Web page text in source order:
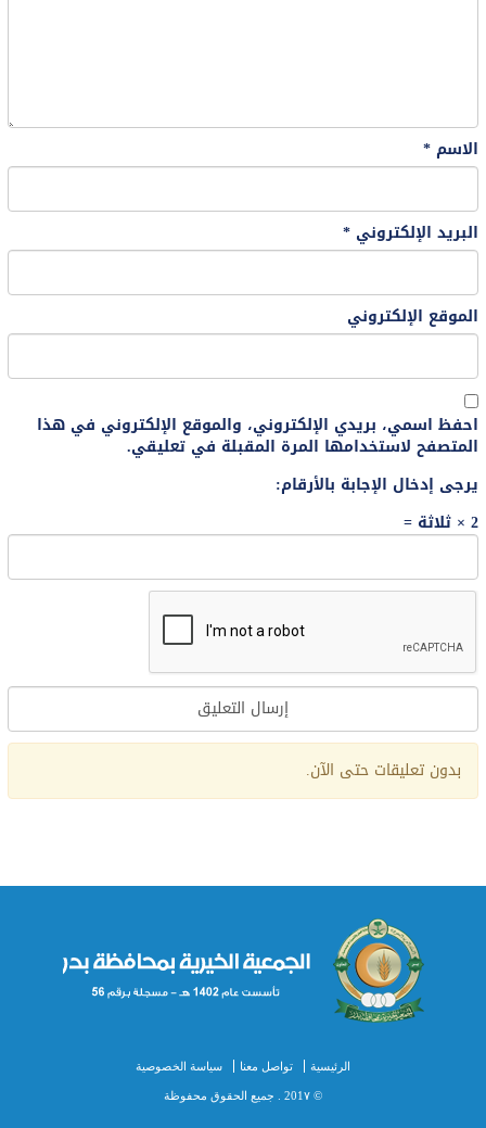
الاسم *
البريد الإلكتروني *
الموقع الإلكتروني
احفظ اسمي، بريدي الإلكتروني، والموقع الإلكتروني في هذا
المتصفح لاستخدامها المرة المقبلة في تعليقي.
يرجى إدخال الإجابة بالأرقام:
2 × ثلاثة =
Alternative:
بدون تعليقات حتى الآن.
الرئيسية تواصل معنا سياسة الخصوصية
© 201٧ . جميع الحقوق محفوظة